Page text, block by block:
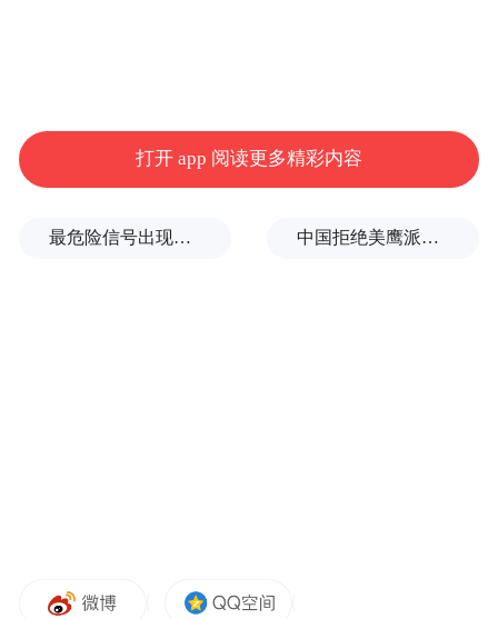
Notice: The content above (including the videos,
pictures and audios if any) is uploaded and posted
by the user of Dafeng Hao, which is a social media
space services.”
打开 app 阅读更多精彩内容
最危险信号出现！全球能源大动脉岌岌可危 中国拒绝美鹰派副防长访华？弦外之音被热议